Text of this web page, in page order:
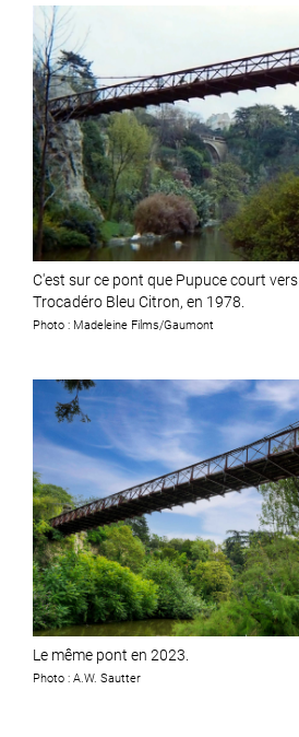
C'est sur ce pont que Pupuce court
Trocadéro Bleu Citron, en 1978.
Photo : Madeleine Films/Gaumont
Le même pont en 2023.
Photo : A.W. Sautter